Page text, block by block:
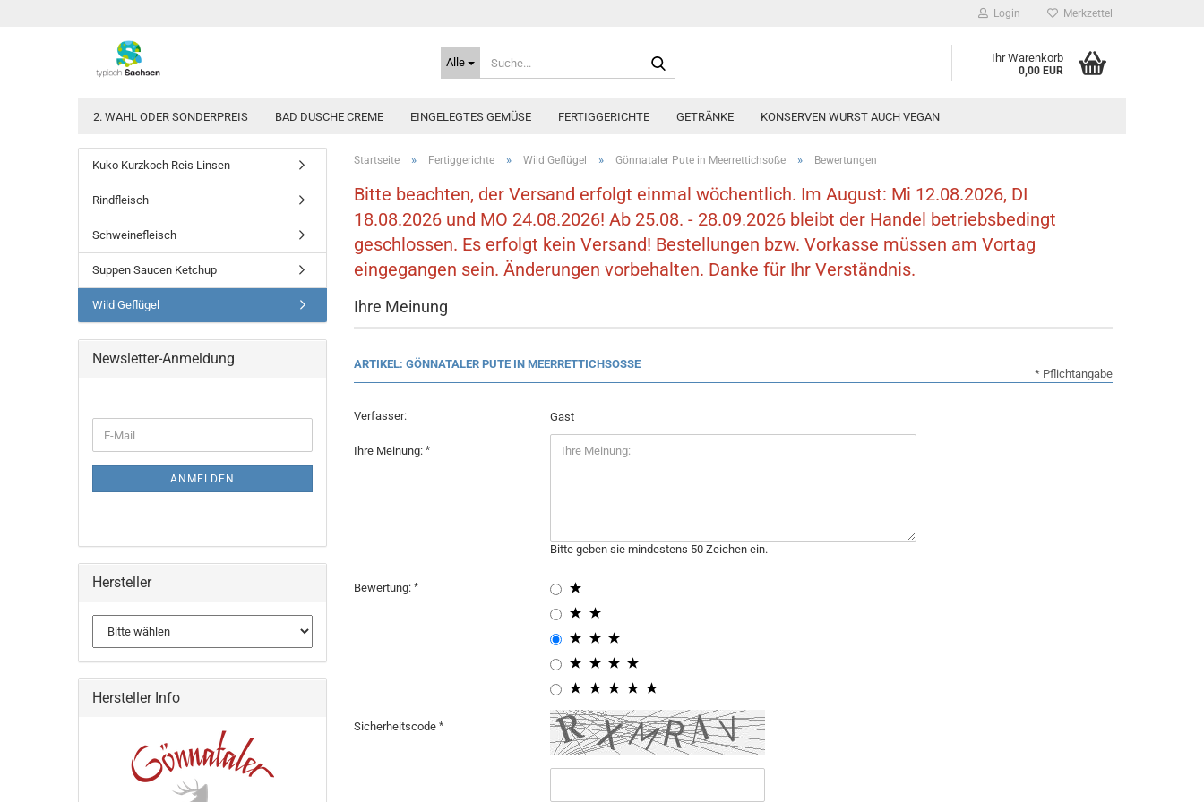
Login Merkzettel
Alle Ihr Warenkorb
0,00 EUR
2. WAHL ODER SONDERPREIS BAD DUSCHE CREME EINGELEGTES GEMÜSE FERTIGGERICHTE GETRÄNKE KONSERVEN WURST AUCH VEGAN
Startseite » Fertiggerichte » Wild Geflügel » Gönnataler Pute in Meerrettichsoße » Bewertungen
Bitte beachten, der Versand erfolgt einmal wöchentlich. Im August: Mi 12.08.2026, DI
18.08.2026 und MO 24.08.2026! Ab 25.08. - 28.09.2026 bleibt der Handel betriebsbedingt
geschlossen. Es erfolgt kein Versand! Bestellungen bzw. Vorkasse müssen am Vortag
eingegangen sein. Änderungen vorbehalten. Danke für Ihr Verständnis.
Ihre Meinung
ARTIKEL: GÖNNATALER PUTE IN MEERRETTICHSOSSE
Verfasser: Gast
Ihre Meinung:
Bitte geben sie mindestens 50 Zeichen ein.
Bewertung:
Sicherheitscode
* Pflichtangabe
Kuko Kurzkoch Reis Linsen
Rindfleisch
Schweinefleisch
Suppen Saucen Ketchup
Wild Geflügel
Newsletter-Anmeldung
ZUR
E-
Mail
ANMELDEN
Hersteller
Hersteller Info